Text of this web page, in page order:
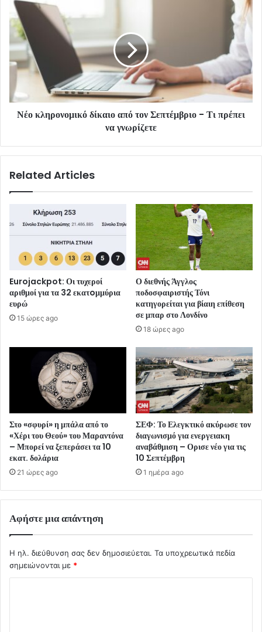
Νέο κληρονομικό δίκαιο από τον Σεπτέμβριο - Τι πρέπει
να γνωρίζετε
Related Articles
Eurojackpot: Οι τυχεροί
αριθμοί για τα 32 εκατoμμύρια
ευρώ
15 ώρες ago
Ο διεθνής Άγγλος
ποδοσφαιριστής Τόνι
κατηγορείται για βίαιη επίθεση
σε μπαρ στο Λονδίνο
18 ώρες ago
Στο «σφυρί» η μπάλα από το
«Χέρι του Θεού» του Μαραντόνα
– Μπορεί να ξεπεράσει τα 10
εκατ. δολάρια
21 ώρες ago
ΣΕΦ: Το Ελεγκτικό ακύρωσε τον
διαγωνισμό για ενεργειακη
αναβάθμιση – Ορισε νέο για τις
10 Σεπτέμβρη
1 ημέρα ago
Αφήστε μια απάντηση
Η ηλ. διεύθυνση σας δεν δημοσιεύεται. Τα υποχρεωτικά πεδία
σημειώνονται με *